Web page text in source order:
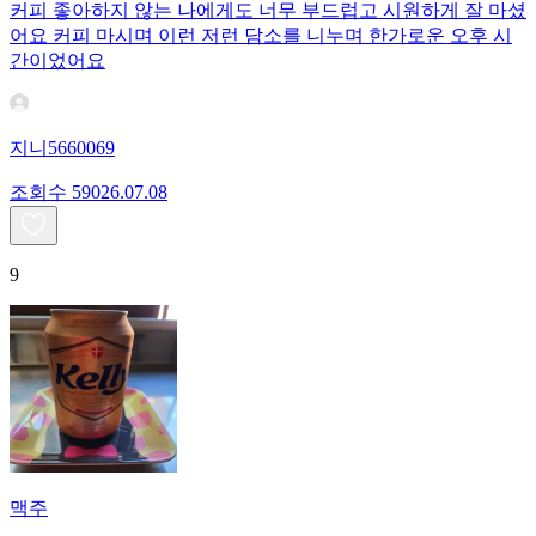
커피 좋아하지 않는 나에게도 너무 부드럽고 시원하게 잘 마셨
어요 커피 마시며 이런 저런 담소를 니누며 한가로운 오후 시
간이었어요
지니5660069
조회수 59026.07.08
9
맥주